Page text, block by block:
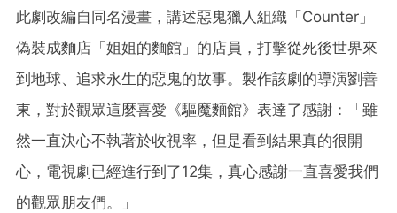
此劇改編自同名漫畫，講述惡鬼獵人組織「Counter」
偽裝成麵店「姐姐的麵館」的店員，打擊從死後世界來
到地球、追求永生的惡鬼的故事。製作該劇的導演劉善
東，對於觀眾這麼喜愛《驅魔麵館》表達了感謝：「雖
然一直決心不執著於收視率，但是看到結果真的很開
心，電視劇已經進行到了12集，真心感謝一直喜愛我們
的觀眾朋友們。」